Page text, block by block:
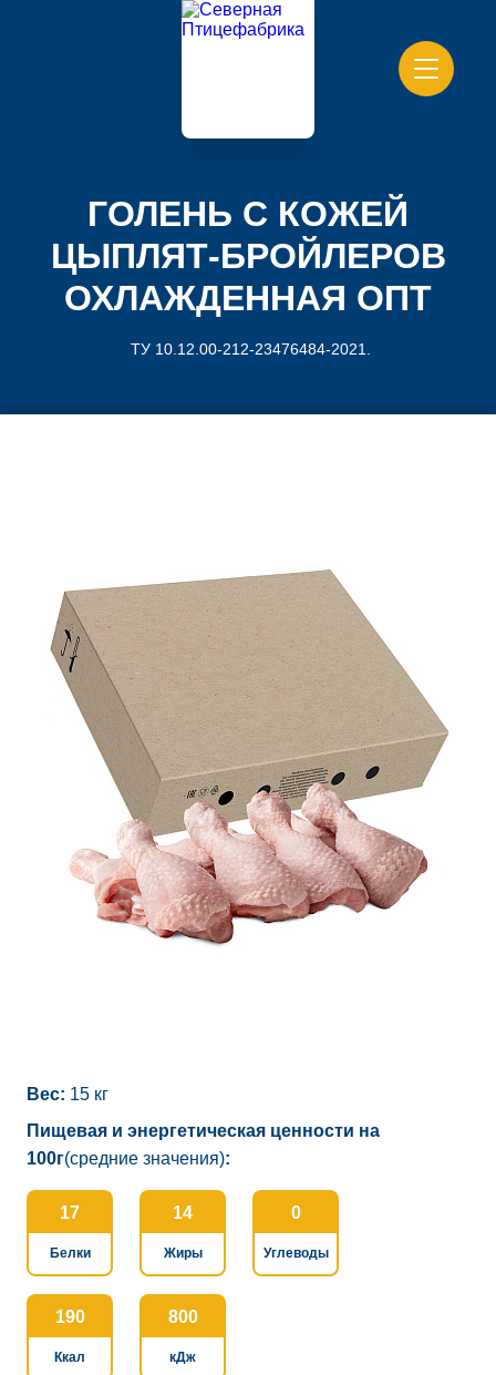
ГОЛЕНЬ С КОЖЕЙ
ЦЫПЛЯТ-БРОЙЛЕРОВ
ОХЛАЖДЕННАЯ ОПТ
ТУ 10.12.00-212-23476484-2021.
Вес: 15 кг
Пищевая и энергетическая ценности на
100г(средние значения):
17
Белки
14
Жиры
0
Углеводы
190
Ккал
800
кДж